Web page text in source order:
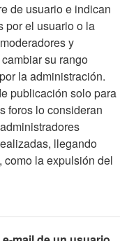
de usuario e indican
por el usuario o la
y
su rango
la administración.
publicación solo para
foros lo consideran
llegando
como la expulsión del